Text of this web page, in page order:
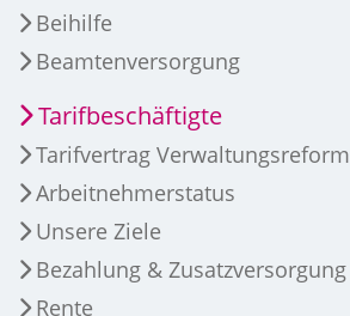
Beihilfe
Beamtenversorgung
Tarifbeschäftigte
Tarifvertrag Verwaltungsreform
Arbeitnehmerstatus
Unsere Ziele
Bezahlung & Zusatzversorgung
Rente